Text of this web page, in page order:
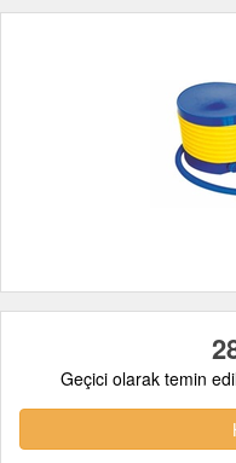
Geçici olarak temin